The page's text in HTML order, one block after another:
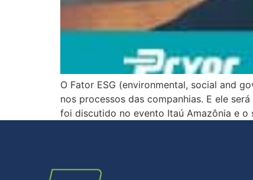
O Fator ESG (environmental, social and
nos processos das companhias. E ele
foi discutido no evento Itaú Amazônia e